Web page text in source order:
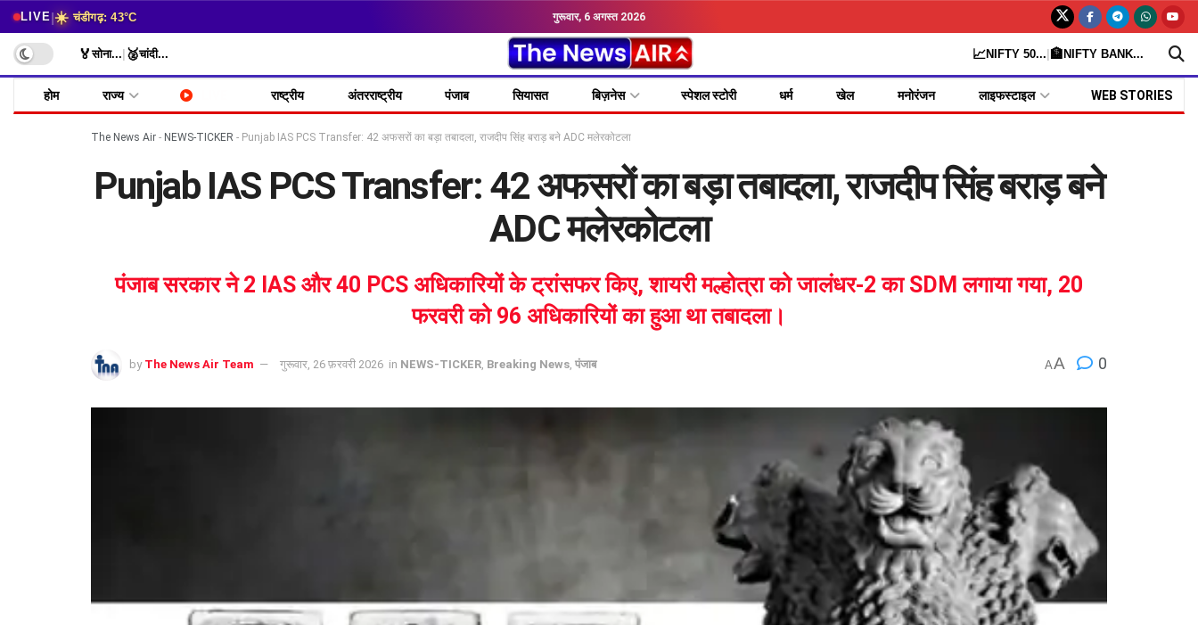
LIVE|☀️ चंडीगढ़: 43°C गुरूवार, 6 अगस्त 2026
🏅सोना... 🥈चांदी... 📈NIFTY 50... 🏦NIFTY BANK...
होम राज्य राष्ट्रीय अंतरराष्ट्रीय पंजाब सियासत बिज़नेस स्पेशल स्टोरी धर्म खेल मनोरंजन लाइफस्टाइल WEB STORIES
The News Air - NEWS-TICKER - Punjab IAS PCS Transfer: 42 अफसरों का बड़ा तबादला, राजदीप सिंह बराड़ बने ADC मलेरकोटला
Punjab IAS PCS Transfer: 42 अफसरों का बड़ा तबादला, राजदीप सिंह बराड़ बने
ADC मलेरकोटला
पंजाब सरकार ने 2 IAS और 40 PCS अधिकारियों के ट्रांसफर किए, शायरी मल्होत्रा को जालंधर-2 का SDM लगाया गया, 20
फरवरी को 96 अधिकारियों का हुआ था तबादला।
by The News Air Team गुरूवार, 26 फ़रवरी 2026 in NEWS-TICKER Breaking News पंजाब AA 0